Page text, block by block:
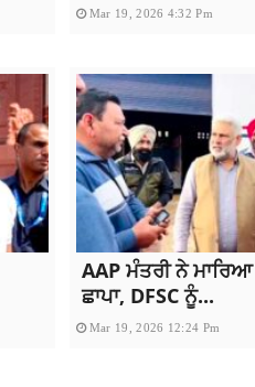
Mar 19, 2026 4:32 Pm
AAP ਮੰਤਰੀ ਨੇ
ਛਾਪਾ, DFSC ਨੂੰ...
Mar 19, 2026 12:24 Pm